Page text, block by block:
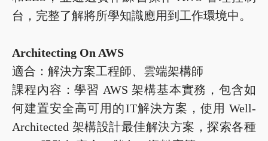
台，完整了解將所學知識應用到工作環境中。
Architecting On AWS
適合：解決方案工程師、雲端架構師
課程內容：學習 AWS 架構基本實務，包含如
何建置安全高可用的IT解決方案，使用 Well-
Architected 架構設計最佳解決方案，探索各種